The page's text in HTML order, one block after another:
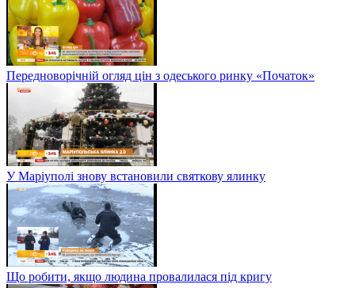
Передноворічній огляд цін з одеського ринку «Початок»
У Маріуполі знову встановили святкову ялинку
Що робити, якщо людина провалилася під кригу